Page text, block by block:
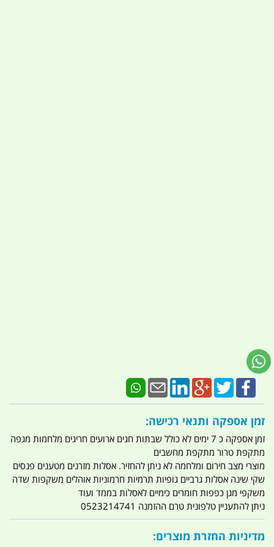
זמן אספקה ותנאי רכישה:
זמן אספקה כ 7 ימים לא כולל שבתות חגים ארועים חריגים מלחמות מגפה
מתקפת טרור מתקפת מחשבים
מוצרי מצב חירום ומלחמה לא ניתן להחזיר. אסלות מזרנים מטענים פנסים
שקי שינה אסלות גרביים גופיות תרמיות חרמוניות אוהלים משקפות שדה
משקפי מגן כפפות חומרים כימיים לאסלות בממד ועוד
ניתן להתעניין טלפונית טרם ההזמנה 0523214741
מדיניות החזרת מוצרים: